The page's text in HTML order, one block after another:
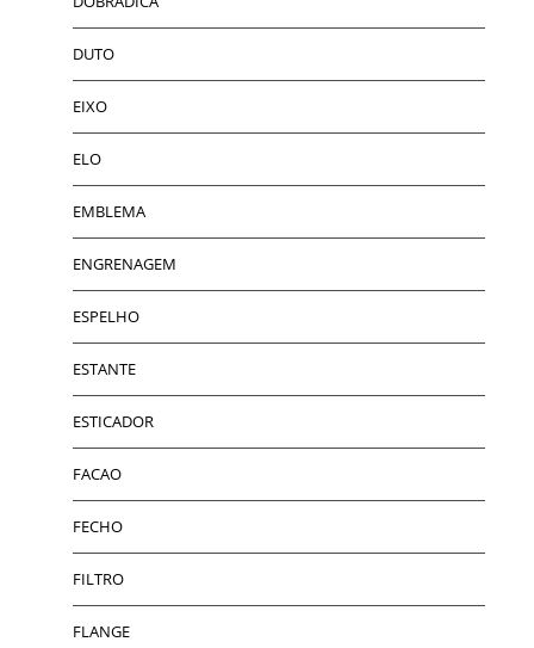
DUTO
EIXO
ELO
EMBLEMA
ENGRENAGEM
ESPELHO
ESTANTE
ESTICADOR
FACAO
FECHO
FILTRO
FLANGE